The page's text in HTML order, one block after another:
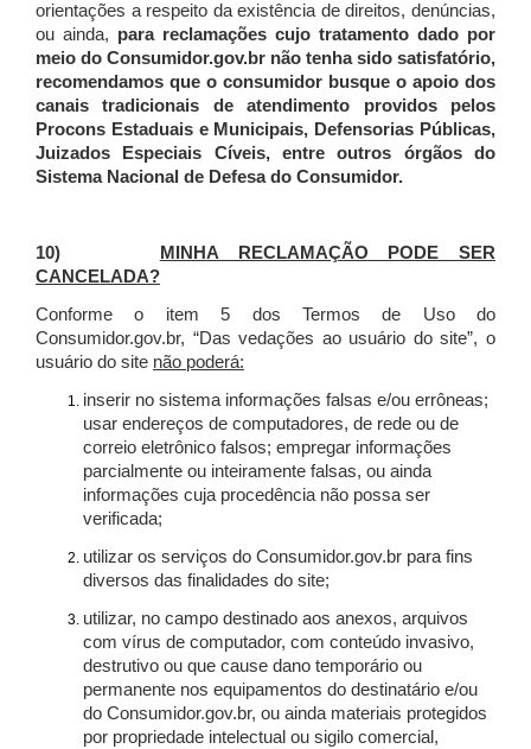
orientações a respeito da existência de direitos, denúncias,
ou ainda, para reclamações cujo tratamento dado por
meio do Consumidor.gov.br não tenha sido satisfatório,
recomendamos que o consumidor busque o apoio dos
canais tradicionais de atendimento providos pelos
Procons Estaduais e Municipais, Defensorias Públicas,
Juizados Especiais Cíveis, entre outros órgãos do
Sistema Nacional de Defesa do Consumidor.
10)
MINHA RECLAMAÇÃO PODE SER
CANCELADA?
Conforme o item 5 dos Termos de Uso do
Consumidor.gov.br, “Das vedações ao usuário do site”, o
usuário do site não poderá:
inserir no sistema informações falsas e/ou errôneas;
usar endereços de computadores, de rede ou de
correio eletrônico falsos; empregar informações
parcialmente ou inteiramente falsas, ou ainda
informações cuja procedência não possa ser
verificada;
utilizar os serviços do Consumidor.gov.br para fins
diversos das finalidades do site;
utilizar, no campo destinado aos anexos, arquivos
com vírus de computador, com conteúdo invasivo,
destrutivo ou que cause dano temporário ou
permanente nos equipamentos do destinatário e/ou
do Consumidor.gov.br, ou ainda materiais protegidos
por propriedade intelectual ou sigilo comercial,